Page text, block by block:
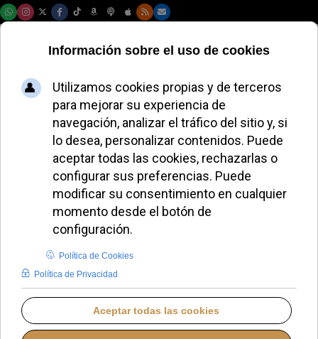
El Papa León XIV
llama a orar por los
niños con
enfermedades
incurables y sus
familias
ALMUDENA RODRIGO
PAPA LEÓN XIV